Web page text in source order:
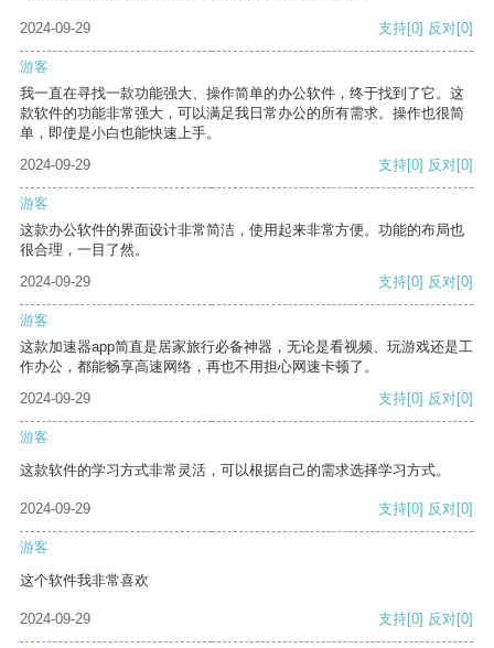
2024-09-29 支持[0] 反对[0]
游客
我一直在寻找一款功能强大、操作简单的办公软件，终于找到了它。这
款软件的功能非常强大，可以满足我日常办公的所有需求。操作也很简
单，即使是小白也能快速上手。
2024-09-29
支持[0] 反对[0]
游客
这款办公软件的界面设计非常简洁，使用起来非常方便。功能的布局也
很合理，一目了然。
2024-09-29
支持[0] 反对[0]
游客
这款加速器app简直是居家旅行必备神器，无论是看视频、玩游戏还是工
作办公，都能畅享高速网络，再也不用担心网速卡顿了。
2024-09-29
支持[0] 反对[0]
游客
这款软件的学习方式非常灵活，可以根据自己的需求选择学习方式。
2024-09-29 支持[0] 反对[0]
游客
这个软件我非常喜欢
2024-09-29 支持[0] 反对[0]